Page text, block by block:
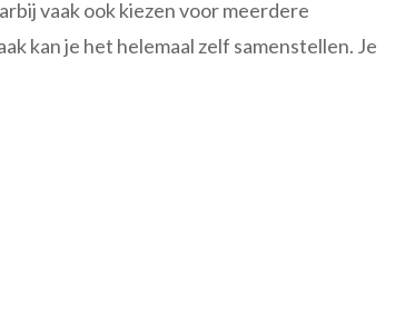
vaak ook kiezen voor meerdere
kan je het helemaal zelf samenstellen. Je